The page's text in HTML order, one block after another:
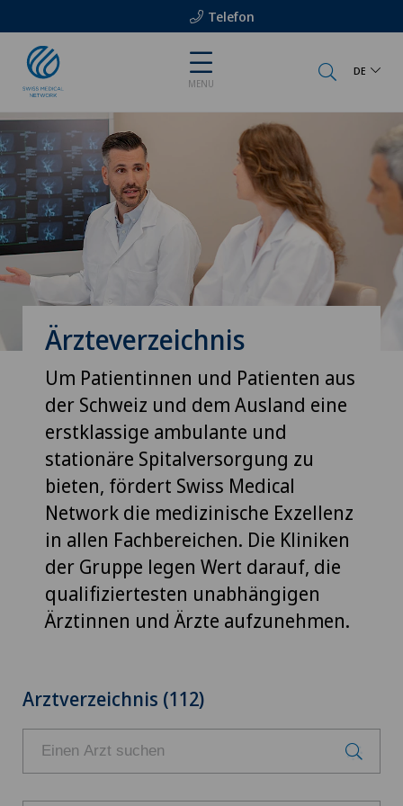
Telefon
MENU
DE
Ärzteverzeichnis
Um Patientinnen und Patienten aus
der Schweiz und dem Ausland eine
erstklassige ambulante und
stationäre Spitalversorgung zu
bieten, fördert Swiss Medical
Network die medizinische Exzellenz
in allen Fachbereichen. Die Kliniken
der Gruppe legen Wert darauf, die
qualifiziertesten unabhängigen
Ärztinnen und Ärzte aufzunehmen.
Arztverzeichnis (112)